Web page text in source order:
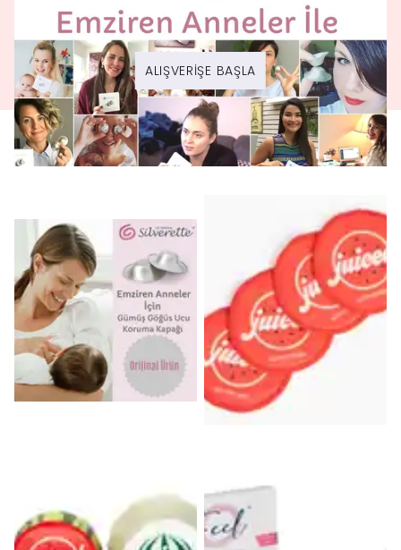
ALIŞVERİŞE BAŞLA